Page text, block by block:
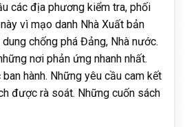
các địa phương kiểm tra, phối
vì mạo danh Nhà Xuất bản
chống phá Đảng, Nhà nước.
nơi phản ứng nhanh nhất.
hành. Những yêu cầu cam kết
được rà soát. Những cuốn sách